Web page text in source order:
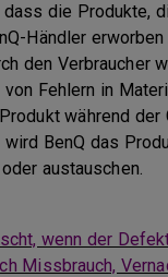
dass die Produkte,
Händler
den Verbraucher
Fehlern in
während der
BenQ das
austauschen.
wenn der
Missbrauch,